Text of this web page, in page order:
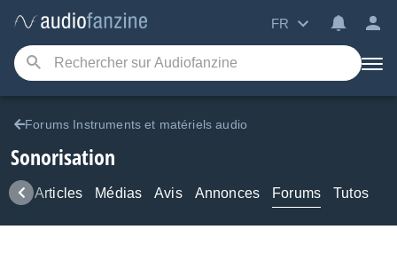
FR
Forums Instruments et matériels audio
Sonorisation
Articles Médias Avis Annonces Forums Tutos